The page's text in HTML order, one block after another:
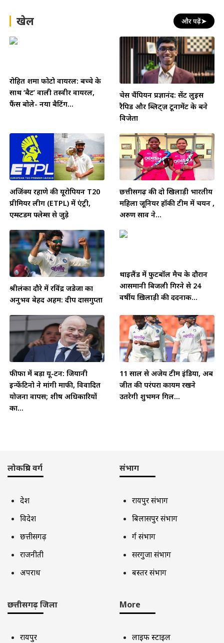
खेल और पढ़ें➤
रोहित शर्मा फोटो वायरल: बच्चे के
साथ ‘बैट’ वाली तस्वीर वायरल,
फैंस बोले- नया बैटिंग...
चेस चैंपियन प्रज्ञानंद: सेंट लुइस
रैपिड और ब्लिट्ज़ टूर्नामेंट के बने
विजेता
अजिंक्य रहाणे की यूरोपियन T20
प्रीमियर लीग (ETPL) में एंट्री,
एम्स्टर्डम फ्लेम्स से जुड़े
छत्तीसगढ़ की दो खिलाड़ी भारतीय
महिला जूनियर हॉकी टीम में चयन ,
अरुण साव ने...
श्रीलंका दौरे में रविंद्र जडेजा का
अनुभव बेहद अहम: दीप दासगुप्ता
थाईलैंड में फुटबॉल मैच के दौरान
आसमानी बिजली गिरने से 24
वर्षीय ख़िलाड़ी की दर्दनाक...
फीफा में बड़ा यू-टर्न: जियानी
इन्फेंटिनो ने मांगी माफी, विवादित
योजना वापस; शीर्ष अधिकारियों
का...
11 साल से अजेय टीम इंडिया, अब
जीत की परंपरा कायम रखने
उतरेगी शुभमन गिल...
लोकप्रिय वर्ग
देश
विदेश
छत्तीसगढ़
राजनीती
अपराध
संभाग
रायपुर संभाग
बिलासपुर संभाग
दुर्ग संभाग
सरगुजा संभाग
बस्तर संभाग
छत्तीसगढ़ जिला
रायपुर
More
लाइफ स्टाइल